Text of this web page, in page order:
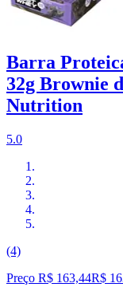
Barra
32g Brownie
Nutrition
5.0
(4)
Preço R$ 163,44R$